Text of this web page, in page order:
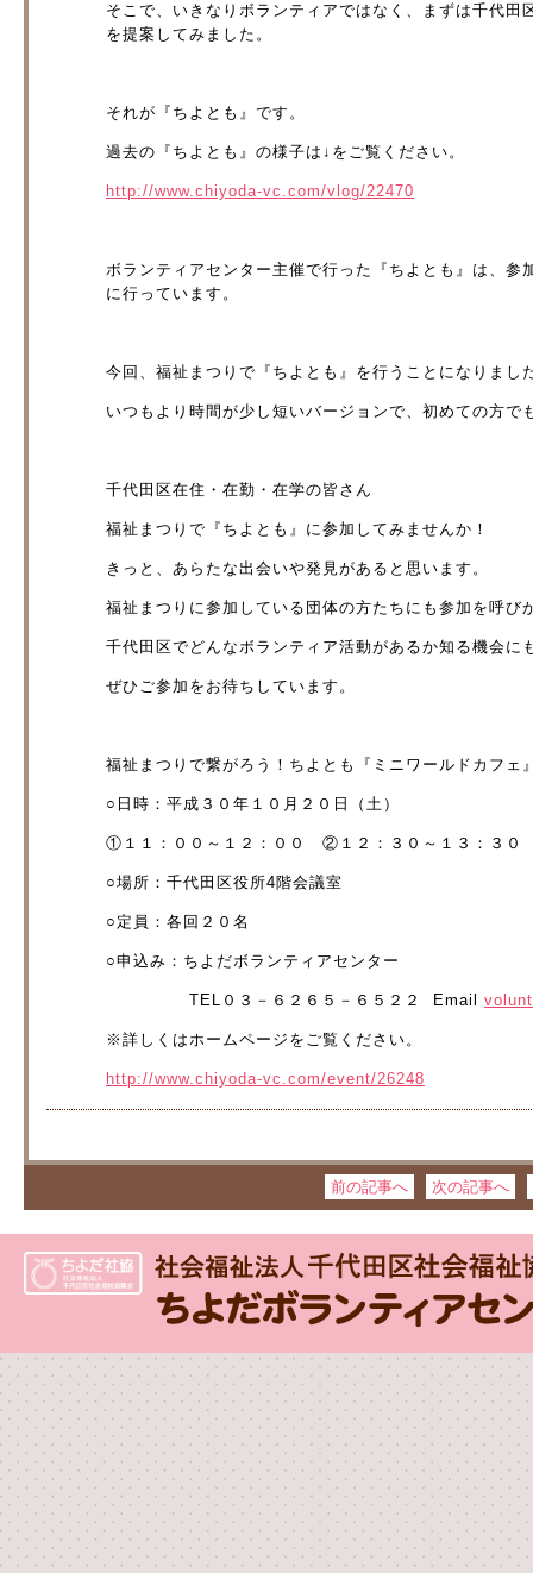
そこで、いきなりボランティアではなく、まずは千代
を提案してみました。
それが『ちよとも』です。
過去の『ちよとも』の様子は↓をご覧ください。
http://www.chiyoda-vc.com/vlog/22470
ボランティアセンター主催で行った『ちよとも』は、
に行っています。
今回、福祉まつりで『ちよとも』を行うことになりまし
いつもより時間が少し短いバージョンで、初めての方
千代田区在住・在勤・在学の皆さん
福祉まつりで『ちよとも』に参加してみませんか！
きっと、あらたな出会いや発見があると思います。
福祉まつりに参加している団体の方たちにも参加を呼び
千代田区でどんなボランティア活動があるか知る機会に
ぜひご参加をお待ちしています。
福祉まつりで繋がろう！ちよとも『ミニワールドカフェ
○日時：平成３０年１０月２０日（土）
①１１：００～１２：００ ②１２：３０～１３：３０
○場所：千代田区役所4階会議室
○定員：各回２０名
○申込み：ちよだボランティアセンター
TEL０３－６２６５－６５２２ Email
※詳しくはホームページをご覧ください。
http://www.chiyoda-vc.com/event/26248
前の記事へ 次の記事へ